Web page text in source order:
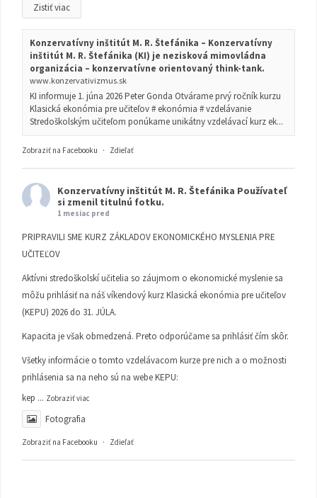
Zistiť viac
Konzervatívny inštitút M. R. Štefánika – Konzervatívny
inštitút M. R. Štefánika (KI) je nezisková mimovládna
organizácia – konzervatívne orientovaný think-tank.
www.konzervativizmus.sk
KI informuje 1. júna 2026 Peter Gonda Otvárame prvý ročník kurzu
Klasická ekonómia pre učiteľov # ekonómia # vzdelávanie
Stredoškolským učiteľom ponúkame unikátny vzdelávací kurz ek...
Zobraziť na Facebooku · Zdieľať
Konzervatívny inštitút M. R. Štefánika Používateľ
si zmenil titulnú fotku.
1 mesiac pred
PRIPRAVILI SME KURZ ZÁKLADOV EKONOMICKÉHO MYSLENIA PRE
UČITEĽOV
Aktívni stredoškolskí učitelia so záujmom o ekonomické myslenie sa
môžu prihlásiť na náš víkendový kurz Klasická ekonómia pre učiteľov
(KEPU) 2026 do 31. JÚLA.
Kapacita je však obmedzená. Preto odporúčame sa prihlásiť čím skôr.
Všetky informácie o tomto vzdelávacom kurze pre nich a o možnosti
prihlásenia sa na neho sú na webe KEPU:
kep ... Zobraziť viac
Fotografia
Zobraziť na Facebooku · Zdieľať